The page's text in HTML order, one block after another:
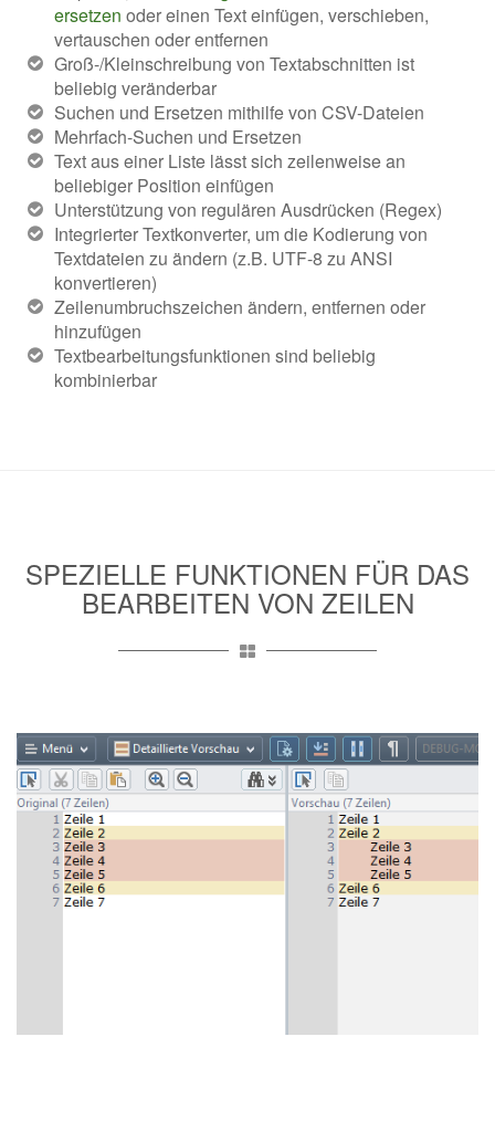
ersetzen oder einen Text einfügen, verschieben,
vertauschen oder entfernen
Groß-/Kleinschreibung von Textabschnitten ist
beliebig veränderbar
Suchen und Ersetzen mithilfe von CSV-Dateien
Mehrfach-Suchen und Ersetzen
Text aus einer Liste lässt sich zeilenweise an
beliebiger Position einfügen
Unterstützung von regulären Ausdrücken (Regex)
Integrierter Textkonverter, um die Kodierung von
Textdateien zu ändern (z.B. UTF-8 zu ANSI
konvertieren)
Zeilenumbruchszeichen ändern, entfernen oder
hinzufügen
Textbearbeitungsfunktionen sind beliebig
kombinierbar
SPEZIELLE FUNKTIONEN FÜR DAS
BEARBEITEN VON ZEILEN